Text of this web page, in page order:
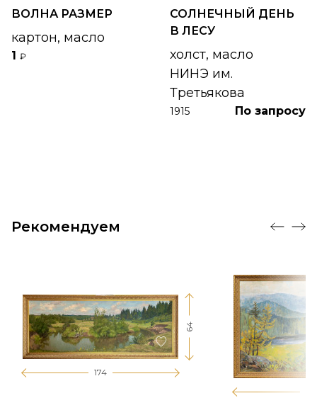
ВОЛНА РАЗМЕР
картон, масло
1 ₽
СОЛНЕЧНЫЙ ДЕНЬ
В ЛЕСУ
холст, масло
НИНЭ им.
Третьякова
1915 По запросу
Рекомендуем
174
64